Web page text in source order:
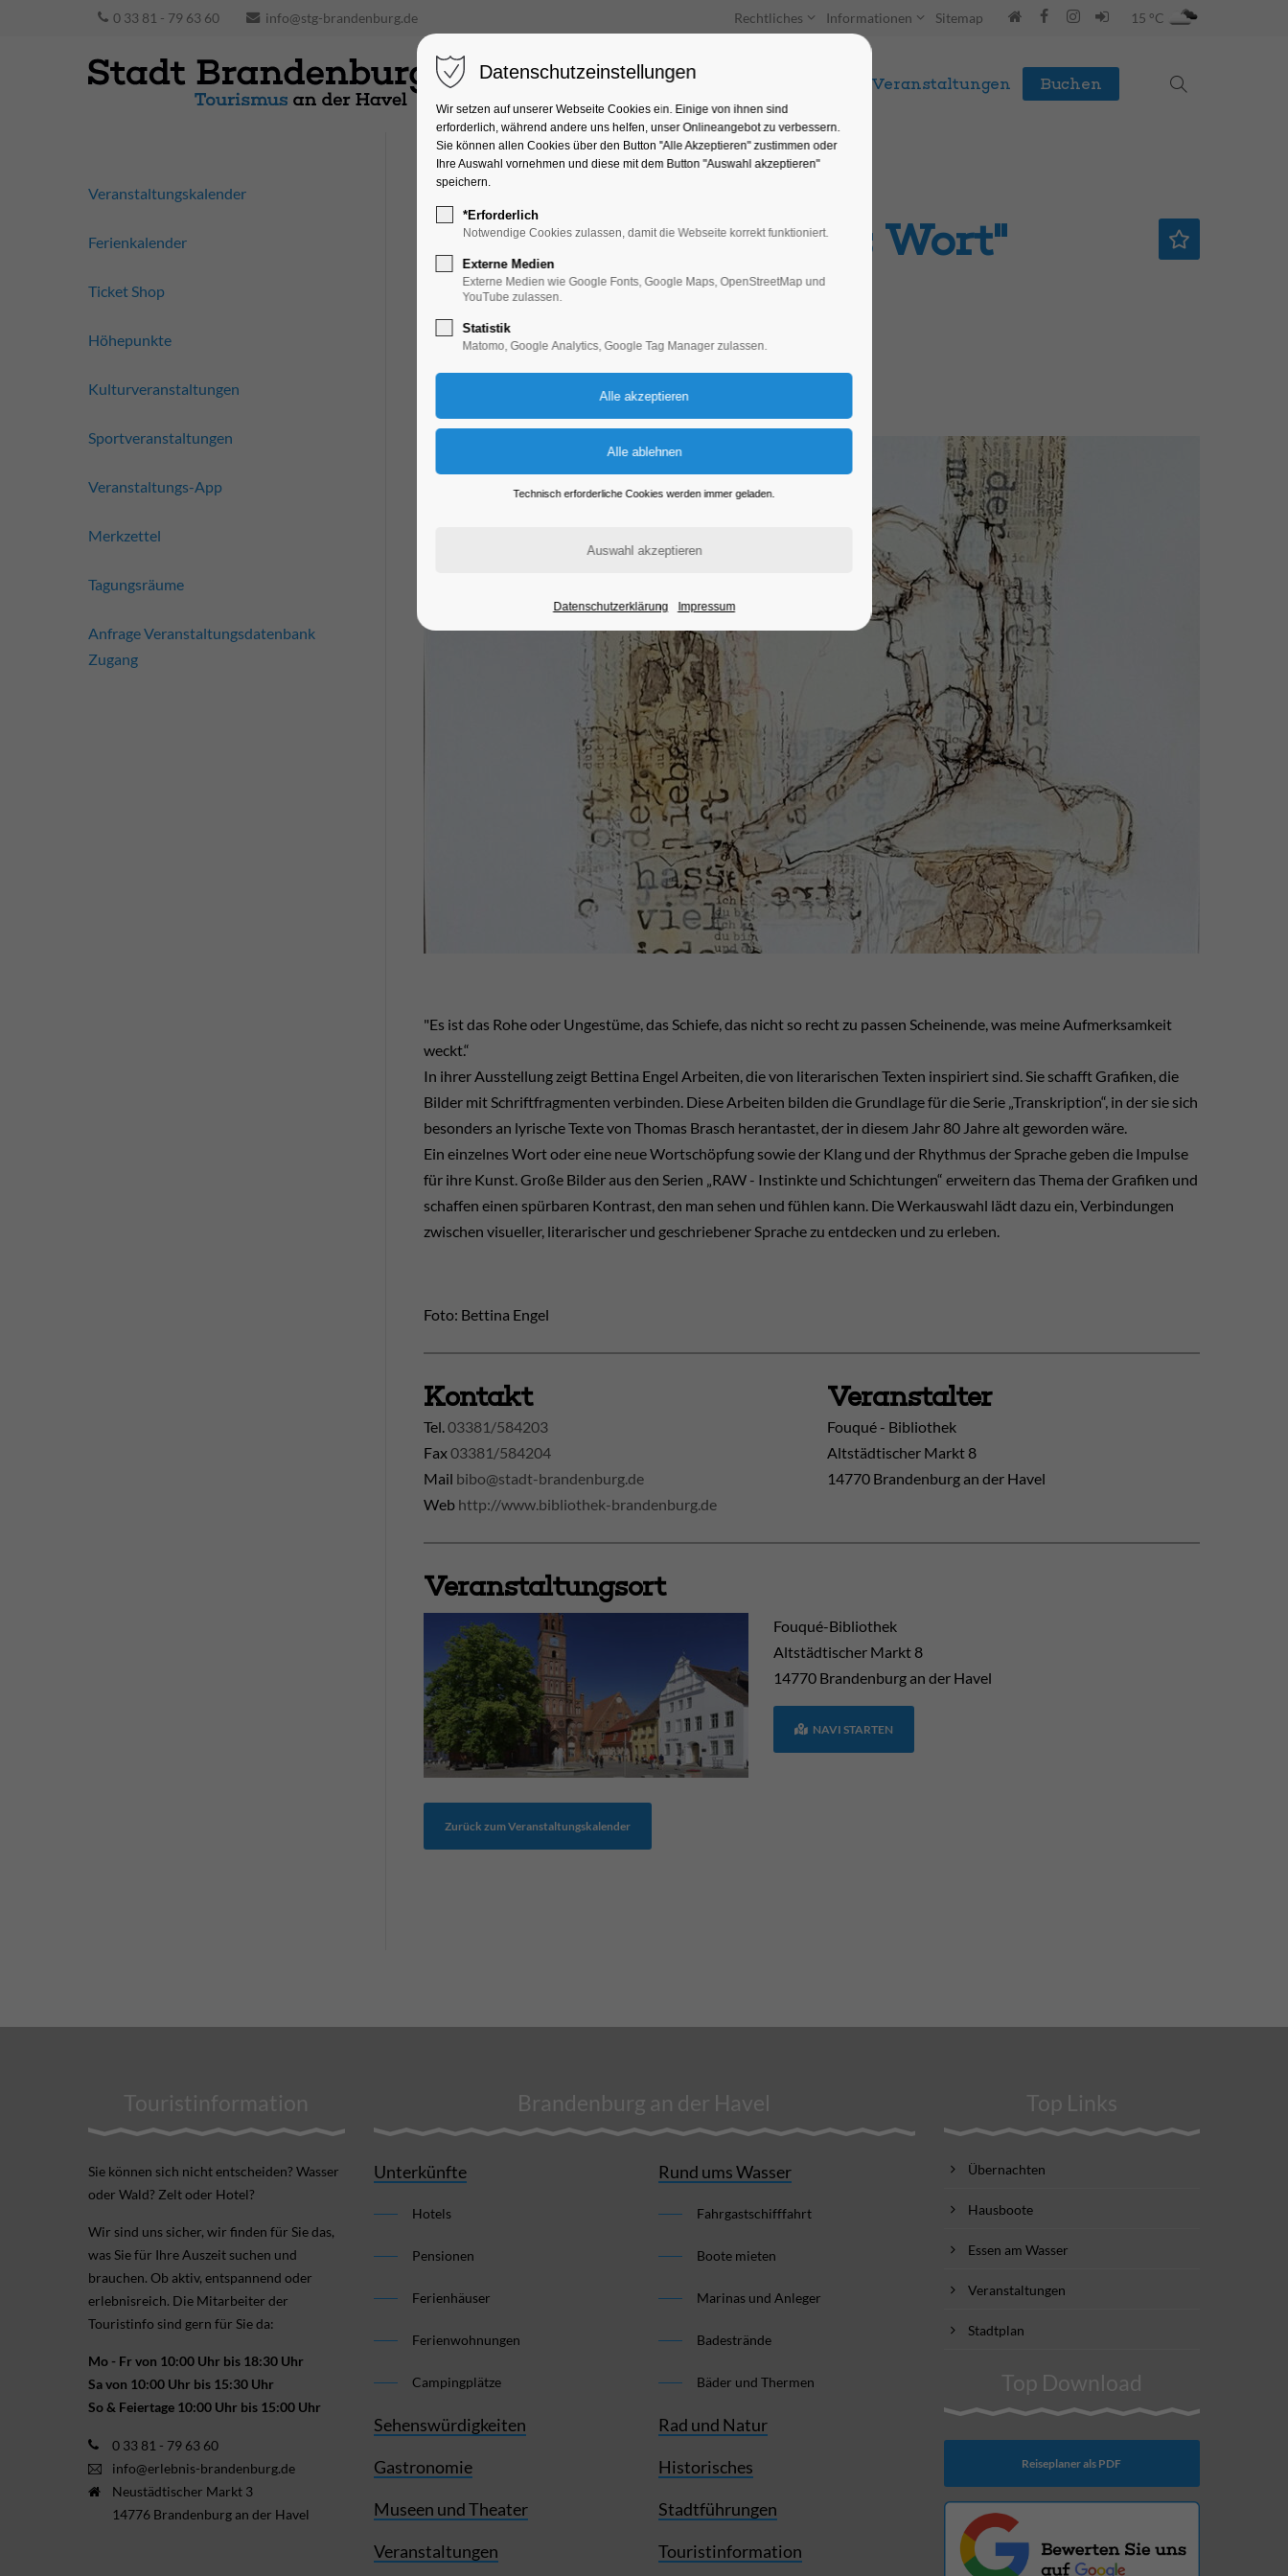
0 33 81 - 79 63 60 info@stg-brandenburg.de Rechtliches Informationen Sitemap 15 °C
Unterkünfte Entdecken & Erleben Veranstaltungen Buchen
"Im Anfang war...das Wort"
Ausstellung
10.06.2025, 10:00–18:00
"Es ist das Rohe oder Ungestüme, das Schiefe, das nicht so recht zu passen Scheinende, was meine Aufmerksamkeit
weckt.“
In ihrer Ausstellung zeigt Bettina Engel Arbeiten, die von literarischen Texten inspiriert sind. Sie schafft Grafiken, die
Bilder mit Schriftfragmenten verbinden. Diese Arbeiten bilden die Grundlage für die Serie „Transkription“, in der sie sich
besonders an lyrische Texte von Thomas Brasch herantastet, der in diesem Jahr 80 Jahre alt geworden wäre.
Ein einzelnes Wort oder eine neue Wortschöpfung sowie der Klang und der Rhythmus der Sprache geben die Impulse
für ihre Kunst. Große Bilder aus den Serien „RAW - Instinkte und Schichtungen“ erweitern das Thema der Grafiken und
schaffen einen spürbaren Kontrast, den man sehen und fühlen kann. Die Werkauswahl lädt dazu ein, Verbindungen
zwischen visueller, literarischer und geschriebener Sprache zu entdecken und zu erleben.
Foto: Bettina Engel
Kontakt
Tel. 03381/584203
Fax03381/584204
Mail bibo@stadt-brandenburg.de
Web http://www.bibliothek-brandenburg.de
Veranstalter
Fouqué - Bibliothek
Altstädtischer Markt 8
14770 Brandenburg an der Havel
Veranstaltungsort
Fouqué-Bibliothek
Altstädtischer Markt 8
14770 Brandenburg an der Havel
NAVI STARTEN
Zurück zum Veranstaltungskalender
Veranstaltungskalender
Ferienkalender
Ticket Shop
Höhepunkte
Kulturveranstaltungen
Sportveranstaltungen
Veranstaltungs-App
Merkzettel
Tagungsräume
Anfrage Veranstaltungsdatenbank
Zugang
Touristinformation
Sie können sich nicht ent­scheiden? Wasser
oder Wald? Zelt oder Hotel?
Wir sind uns sicher, wir finden für Sie das,
was Sie für Ihre Aus­zeit suchen und
brauchen. Ob aktiv, ent­spannend oder
erlebnis­reich. Die Mitarbeiter der
Touristinfo sind gern für Sie da:
Mo - Fr von 10:00 Uhr bis 18:30 Uhr
Sa von 10:00 Uhr bis 15:30 Uhr
So & Feiertage 10:00 Uhr bis 15:00 Uhr
0 33 81 - 79 63 60
info@erlebnis-brandenburg.de
Neustädtischer Markt 3
14776 Brandenburg an der Havel
Brandenburg an der Havel
Unterkünfte
Hotels
Pensionen
Ferienhäuser
Ferienwohnungen
Campingplätze
Sehenswürdigkeiten
Gastronomie
Museen und Theater
Veranstaltungen
Rund ums Wasser
Fahrgastschifffahrt
Boote mieten
Marinas und Anleger
Badestrände
Bäder und Thermen
Rad und Natur
Historisches
Stadtführungen
Touristinformation
Top Links
Übernachten
Hausboote
Essen am Wasser
Veranstaltungen
Stadtplan
Top Download
Reiseplaner als PDF
Datenschutzeinstellungen
Wir setzen auf unserer Webseite Cookies ein. Einige von ihnen sind
erforderlich, während andere uns helfen, unser Onlineangebot zu verbessern.
Sie können allen Cookies über den Button "Alle Akzeptieren" zustimmen oder
Ihre Auswahl vornehmen und diese mit dem Button "Auswahl akzeptieren"
speichern.
*Erforderlich
Notwendige Cookies zulassen, damit die Webseite korrekt funktioniert.
Externe Medien
Externe Medien wie Google Fonts, Google Maps, OpenStreetMap und
YouTube zulassen.
Statistik
Matomo, Google Analytics, Google Tag Manager zulassen.
Technisch erforderliche Cookies werden immer geladen.
Datenschutzerklärung Impressum